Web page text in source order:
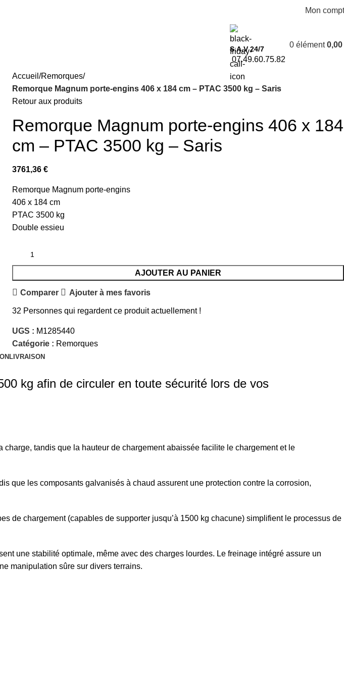
Mon
S.A.V 24/7
07.49.60.75.82
0 élément 0,00
Accueil Remorques
Remorque Magnum porte-engins 406 x 184 cm – PTAC 3500 kg – Saris
Retour aux produits
Remorque Magnum porte-engins 406 x 184
cm – PTAC 3500 kg – Saris
3761,36 €
Remorque Magnum porte-engins
406 x 184 cm
PTAC 3500 kg
Double essieu
AJOUTER AU PANIER
Comparer Ajouter à mes favoris
32 Personnes qui regardent ce produit actuellement !
UGS : M1285440
Catégorie : Remorques
LIVRAISON
kg afin de circuler en toute sécurité lors de vos
tandis que la hauteur de chargement abaissée facilite le chargement et le
que les composants galvanisés à chaud assurent une protection contre la corrosion,
de chargement (capables de supporter jusqu’à 1500 kg chacune) simplifient le processus de
une stabilité optimale, même avec des charges lourdes. Le freinage intégré assure un
manipulation sûre sur divers terrains.